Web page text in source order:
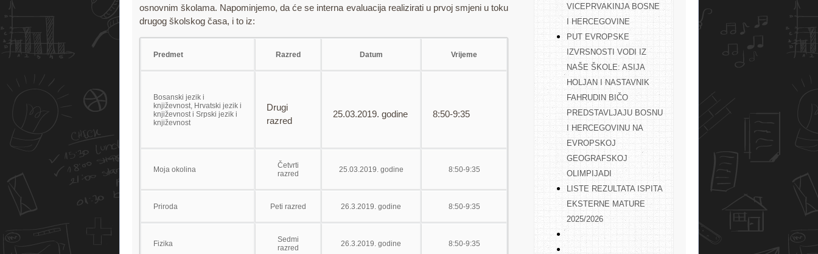
VICEPRVAKINJA BOSNE
I HERCEGOVINE
PUT EVROPSKE
IZVRSNOSTI VODI IZ
NAŠE ŠKOLE: ASIJA
HOLJAN I NASTAVNIK
FAHRUDIN BIČO
PREDSTAVLJAJU BOSNU
I HERCEGOVINU NA
EVROPSKOJ
GEOGRAFSKOJ
OLIMPIJADI
LISTE REZULTATA ISPITA
EKSTERNE MATURE
2025/2026
osnovnim školama. Napominjemo, da će se interna evaluacija realizirati u prvoj smjeni u toku
drugog školskog časa, i to iz:
Predmet Razred Datum Vrijeme
Bosanski jezik i
književnost, Hrvatski jezik i
književnost i Srpski jezik i
književnost
Drugi
razred
25.03.2019. godine 8:50-9:35
Moja okolina
Četvrti
razred
25.03.2019. godine 8:50-9:35
Priroda Peti razred 26.3.2019. godine 8:50-9:35
Fizika
Sedmi
razred
26.3.2019. godine 8:50-9:35